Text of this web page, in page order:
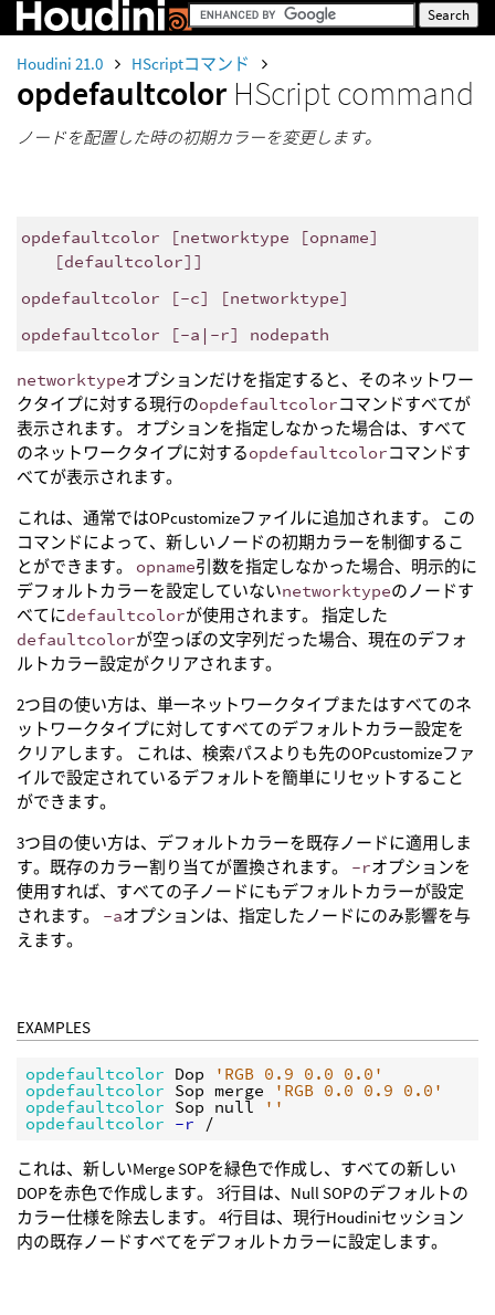
Houdini 21.0 HScriptコマンド
opdefaultcolor HScript command
ノードを配置した時の初期カラーを変更します。
opdefaultcolor [networktype [opname]
[defaultcolor]]
opdefaultcolor [-c] [networktype]
opdefaultcolor [-a|-r] nodepath
networktypeオプションだけを指定すると、そのネットワー
クタイプに対する現行のopdefaultcolorコマンドすべてが
表示されます。 オプションを指定しなかった場合は、すべて
のネットワークタイプに対するopdefaultcolorコマンドす
べてが表示されます。
これは、通常ではOPcustomizeファイルに追加されます。 この
コマンドによって、新しいノードの初期カラーを制御するこ
とができます。 opname引数を指定しなかった場合、明示的に
デフォルトカラーを設定していないnetworktypeのノードす
べてにdefaultcolorが使用されます。 指定した
defaultcolorが空っぽの文字列だった場合、現在のデフォ
ルトカラー設定がクリアされます。
2つ目の使い方は、単一ネットワークタイプまたはすべてのネ
ットワークタイプに対してすべてのデフォルトカラー設定を
クリアします。 これは、検索パスよりも先のOPcustomizeファ
イルで設定されているデフォルトを簡単にリセットすること
ができます。
3つ目の使い方は、デフォルトカラーを既存ノードに適用しま
す。既存のカラー割り当てが置換されます。 -rオプションを
使用すれば、すべての子ノードにもデフォルトカラーが設定
されます。 -aオプションは、指定したノードにのみ影響を与
えます。
EXAMPLES
opdefaultcolor Dop 'RGB 0.9 0.0 0.0'
opdefaultcolor Sop merge 'RGB 0.0 0.9 0.0'
opdefaultcolor Sop null ''
opdefaultcolor -r
これは、新しいMerge SOPを緑色で作成し、すべての新しい
DOPを赤色で作成します。 3行目は、Null SOPのデフォルトの
カラー仕様を除去します。 4行目は、現行Houdiniセッション
内の既存ノードすべてをデフォルトカラーに設定します。